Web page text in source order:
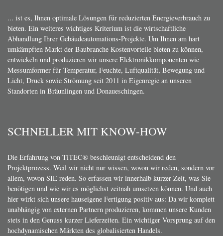
... ist es, Ihnen optimale Lösungen für reduzierten Energieverbrauch zu
bieten. Ein weiteres wichtiges Kriterium ist die wirtschaftliche
Abhandlung Ihrer Gebäudeautomations-Projekte. Um Ihnen am hart
umkämpften Markt der Baubranche Kostenvorteile bieten zu können,
entwickeln und produzieren wir unsere Elektronikkomponenten wie
Messumformer für Temperatur, Feuchte, Luftqualität, Bewegung und
Licht, Druck sowie Strömung seit 2011 in Eigenregie an unseren
Standorten in Bräunlingen und Donaueschingen.
SCHNELLER MIT KNOW-HOW
Die Erfahrung von TiTEC® beschleunigt entscheidend den
Projektprozess. Weil wir nicht nur wissen, wovon wir reden, sondern vor
allem, wovon SIE reden. So erfassen wir innerhalb kurzer Zeit, was Sie
benötigen und wie wir es möglichst zeitnah umsetzen können. Und auch
hier wirkt sich unsere hauseigene Fertigung positiv aus: Da wir komplett
unabhängig von externen Partnern produzieren, kommen unsere Kunden
stets in den Genuss kurzer Lieferzeiten. Ein wichtiger Vorsprung auf den
hochdynamischen Märkten des globalisierten Handels.